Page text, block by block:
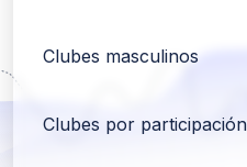
Clubes masculinos
Clubes por participación